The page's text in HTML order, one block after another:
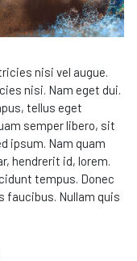
nisi vel augue.
nisi. Nam eget dui.
tellus eget
semper libero, sit
ipsum. Nam quam
hendrerit id, lorem.
tempus. Donec
faucibus. Nullam quis